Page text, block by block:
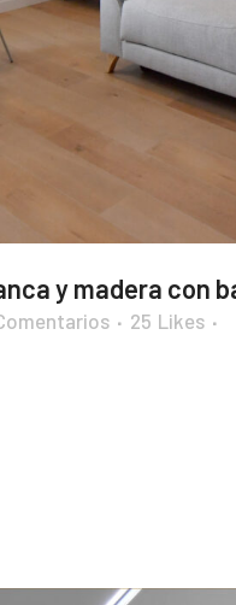
y madera con
25 Likes